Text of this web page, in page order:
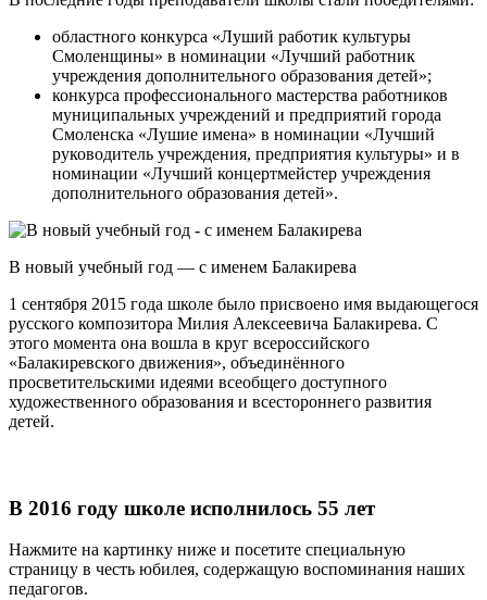
областного конкурса «Луший работик культуры
Смоленщины» в номинации «Лучший работник
учреждения дополнительного образования детей»;
конкурса профессионального мастерства работников
муниципальных учреждений и предприятий города
Смоленска «Лушие имена» в номинации «Лучший
руководитель учреждения, предприятия культуры» и в
номинации «Лучший концертмейстер учреждения
дополнительного образования детей».
В новый учебный год — с именем Балакирева
1 сентября 2015 года школе было присвоено имя выдающегося
русского композитора Милия Алексеевича Балакирева. С
этого момента она вошла в круг всероссийского
«Балакиревского движения», объединённого
просветительскими идеями всеобщего доступного
художественного образования и всестороннего развития
детей.
В 2016 году школе исполнилось 55 лет
Нажмите на картинку ниже и посетите специальную
страницу в честь юбилея, содержащую воспоминания наших
педагогов.